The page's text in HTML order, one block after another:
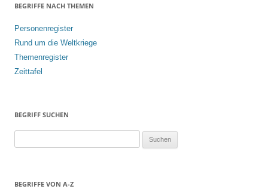
BEGRIFFE NACH THEMEN
Personenregister
Rund um die Weltkriege
Themenregister
Zeittafel
BEGRIFF SUCHEN
h
BEGRIFFE VON A-Z